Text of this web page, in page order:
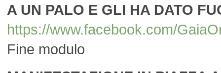
A UN PALO E GLI HA DATO
https://www.facebook.com/
Fine modulo